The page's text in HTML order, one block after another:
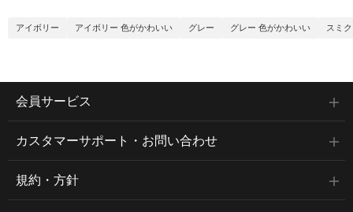
アイボリー アイボリー 色がかわいい グレー グレー 色がかわいい スミ
会員サービス
カスタマーサポート・お問い合わせ
規約・方針